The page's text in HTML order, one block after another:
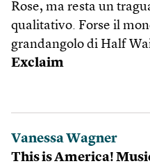
Rose, ma resta un
qualitativo. Forse il
grandangolo di Half
Exclaim
Vanessa Wagner
This is America!